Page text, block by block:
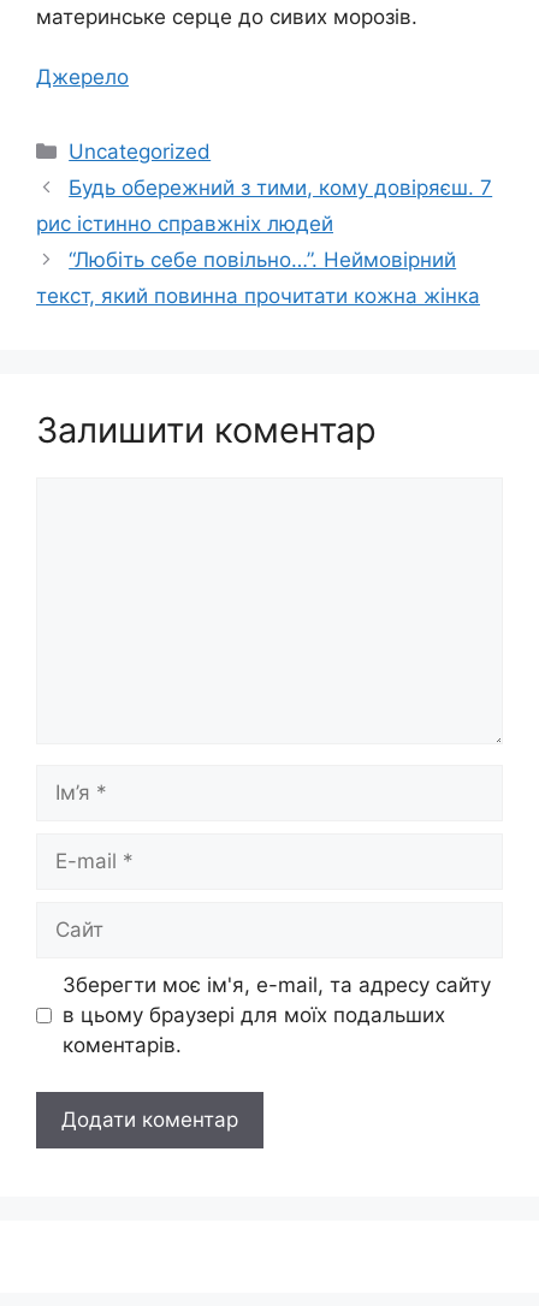
материнське серце до сивих морозів.
Джерело
Категорії
Uncategorized
Будь обережний з тими, кому довіряєш. 7
рис істинно справжніх людей
“Любіть себе повільно…”. Неймовірний
текст, який повинна прочитати кожна жінка
Залишити коментар
Ім’я
Сайт
Зберегти моє ім'я, e-mail, та адресу сайту
в цьому браузері для моїх подальших
коментарів.